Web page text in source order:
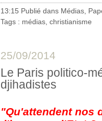
13:15 Publié dans Médias,
Tags : médias, christianisme
25/09/2014
Le Paris politico-
djihadistes
"Qu'attendent nos